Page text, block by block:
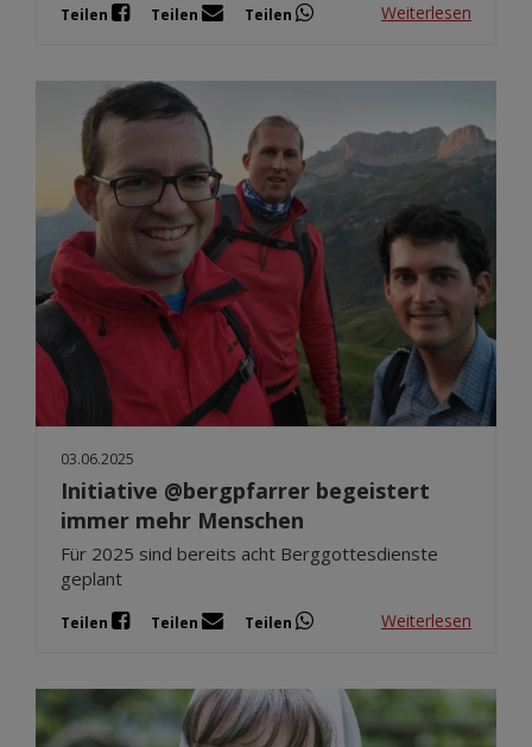
Teilen Teilen Teilen Weiterlesen
03.06.2025
Initiative @bergpfarrer begeistert
immer mehr Menschen
Für 2025 sind bereits acht Berggottesdienste
geplant
Teilen Teilen Teilen Weiterlesen